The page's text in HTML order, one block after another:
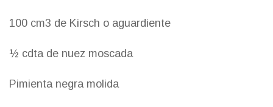
100 cm3 de Kirsch o aguardiente
½ cdta de nuez moscada
Pimienta negra molida